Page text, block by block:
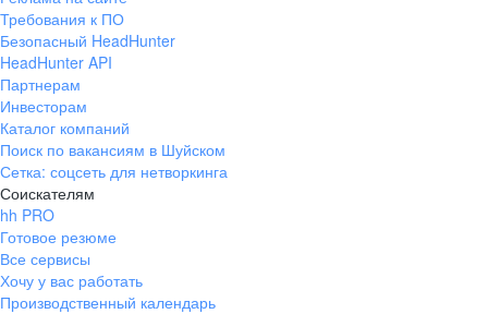
pr@ural.hh.ru
ул. Янковского, д. 169, 7 этаж,
706 каб.
+7 861 205-55-57
pr@krd.hh.ru
Владивосток
пер. Ланинский д. 4, офис 3.4
+7 423 202-33-28
Требования к ПО
Безопасный HeadHunter
HeadHunter API
Партнерам
Инвесторам
Каталог компаний
Поиск по вакансиям в Шуйском
Сетка: соцсеть для нетворкинга
Соискателям
hh PRO
Готовое резюме
Все сервисы
Хочу у вас работать
Производственный календарь